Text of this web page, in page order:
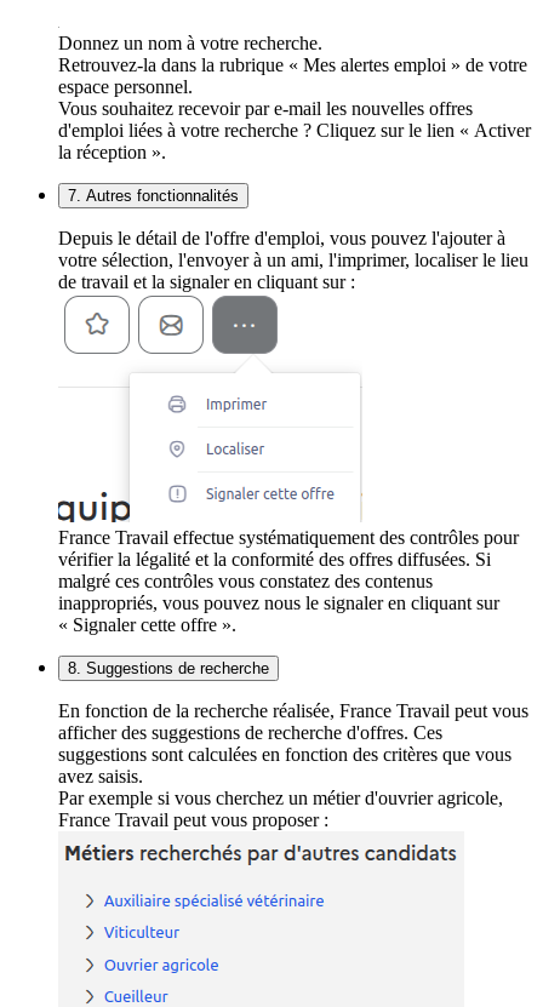
Donnez un nom à votre recherche.
Retrouvez-la dans la rubrique « Mes alertes emploi » de votre
espace personnel.
Vous souhaitez recevoir par e-mail les nouvelles offres
d'emploi liées à votre recherche ? Cliquez sur le lien « Activer
la réception ».
7. Autres fonctionnalités
Depuis le détail de l'offre d'emploi, vous pouvez l'ajouter à
votre sélection, l'envoyer à un ami, l'imprimer, localiser le lieu
de travail et la signaler en cliquant sur :
France Travail effectue systématiquement des contrôles pour
vérifier la légalité et la conformité des offres diffusées. Si
malgré ces contrôles vous constatez des contenus
inappropriés, vous pouvez nous le signaler en cliquant sur
« Signaler cette offre ».
8. Suggestions de recherche
En fonction de la recherche réalisée, France Travail peut vous
afficher des suggestions de recherche d'offres. Ces
suggestions sont calculées en fonction des critères que vous
avez saisis.
Par exemple si vous cherchez un métier d'ouvrier agricole,
France Travail peut vous proposer :